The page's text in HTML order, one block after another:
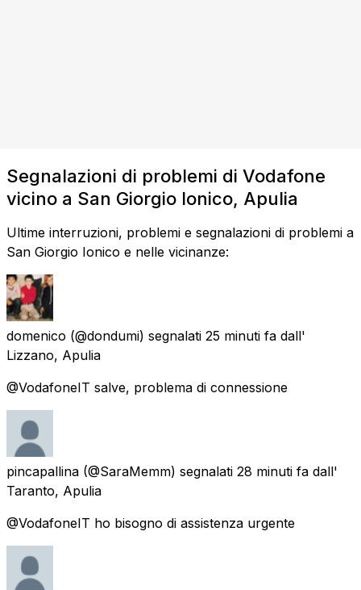
Segnalazioni di problemi di Vodafone
vicino a San Giorgio Ionico, Apulia
Ultime interruzioni, problemi e segnalazioni di problemi a
San Giorgio Ionico e nelle vicinanze:
domenico (@dondumi) segnalati 25 minuti fa dall'
Lizzano, Apulia
@VodafoneIT salve, problema di connessione
pincapallina (@SaraMemm) segnalati 28 minuti fa dall'
Taranto, Apulia
@VodafoneIT ho bisogno di assistenza urgente